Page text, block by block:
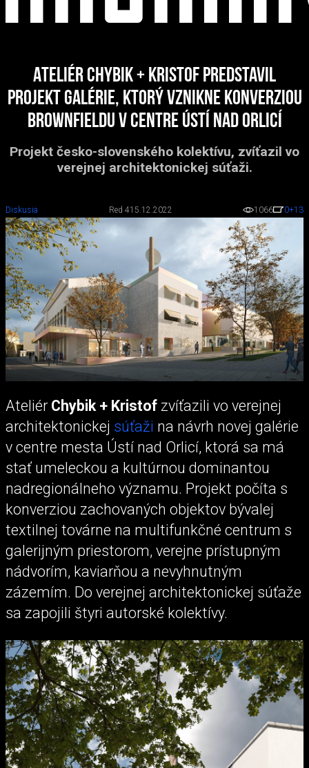
Ateliér Chybik + Kristof predstavil
projekt galérie, ktorý vznikne konverziou
brownfieldu v centre Ústí nad Orlicí
Projekt česko-slovenského kolektívu, zvíťazil vo
verejnej architektonickej súťaži.
Diskusia Red 415.12.2022 1066 0+13
Ateliér Chybik + Kristof zvíťazili vo verejnej
architektonickej súťaži na návrh novej galérie
v centre mesta Ústí nad Orlicí, ktorá sa má
stať umeleckou a kultúrnou dominantou
nadregionálneho významu. Projekt počíta s
konverziou zachovaných objektov bývalej
textilnej továrne na multifunkčné centrum s
galerijným priestorom, verejne prístupným
nádvorím, kaviarňou a nevyhnutným
zázemím. Do verejnej architektonickej súťaže
sa zapojili štyri autorské kolektívy.